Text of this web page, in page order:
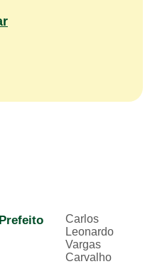
Prefeito
Carlos
Leonardo
Vargas
Carvalho